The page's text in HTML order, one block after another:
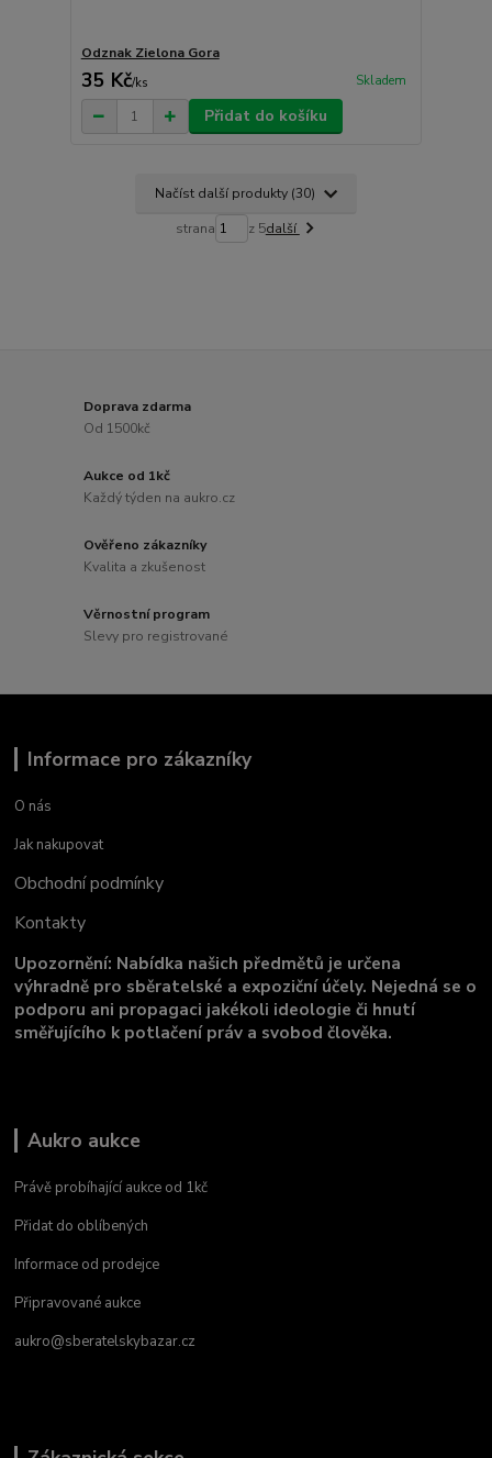
Odznak Zielona Gora
35 Kč/ks Skladem
Přidat do košíku
Načíst další produkty (30)
strana z 5další
Doprava zdarma
Od 1500kč
Aukce od 1kč
Každý týden na aukro.cz
Ověřeno zákazníky
Kvalita a zkušenost
Věrnostní program
Slevy pro registrované
Informace pro zákazníky
O nás
Jak nakupovat
Obchodní podmínky
Kontakty
Upozornění: Nabídka našich předmětů je určena
výhradně pro sběratelské a expoziční účely. Nejedná se o
podporu ani propagaci jakékoli ideologie či hnutí
směřujícího k potlačení práv a svobod člověka.
Aukro aukce
Právě probíhající aukce od 1kč
Přidat do oblíbených
Informace od prodejce
Připravované aukce
aukro@sberatelskybazar.cz